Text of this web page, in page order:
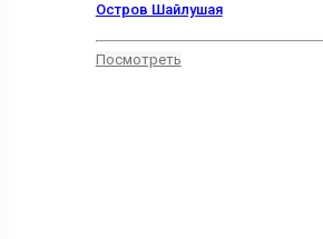
Остров Шайлушая
Посмотреть